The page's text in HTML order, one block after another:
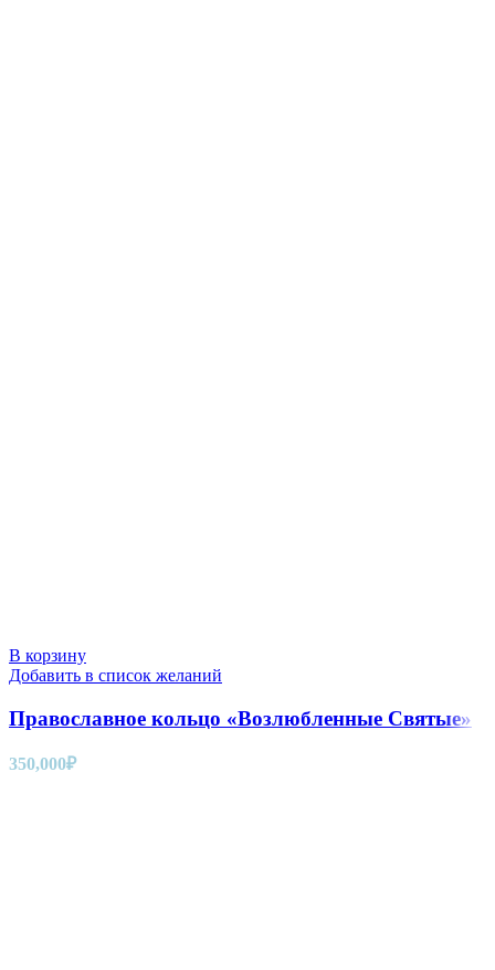
В корзину
Добавить в список желаний
Православное кольцо «Возлюбленные Святые»
350,000₽